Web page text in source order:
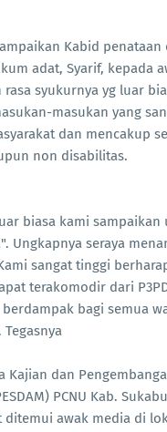
Kabid penataan
adat, Syarif, kepada
rasa syukurnya yg luar
masukan yang
dan mencakup
non disabilitas.
biasa kami
Ungkapnya seraya
sangat tinggi
terakomodir dari
bagi semua
Kajian dan
PCNU Kab.
ditemui awak media di